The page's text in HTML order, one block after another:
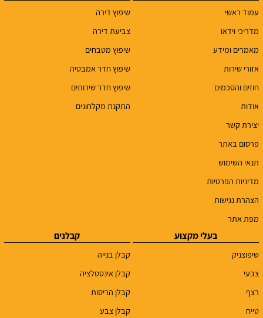
עמוד ראשי
מדריכי וידאו
מאמרים ומידע
אזורי שירות
חוזים והסכמים
אודות
יצירת קשר
פרסום באתר
תנאי השימוש
מדיניות הפרטיות
הצהרת נגישות
מפת אתר
שיפוץ דירה
צביעת דירה
שיפוץ מטבחים
שיפוץ חדר אמבטיה
שיפוץ חדר שירותים
התקנת מקלחונים
בעלי מקצוע
שיפוצניק
צבעי
רצף
טייח
קבלנים
קבלן בנייה
קבלן אינסטלציה
קבלן הריסות
קבלן צבע